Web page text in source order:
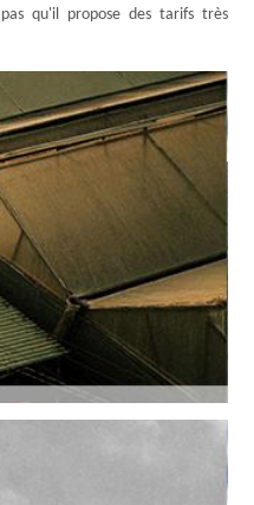
qu'il propose des tarifs très